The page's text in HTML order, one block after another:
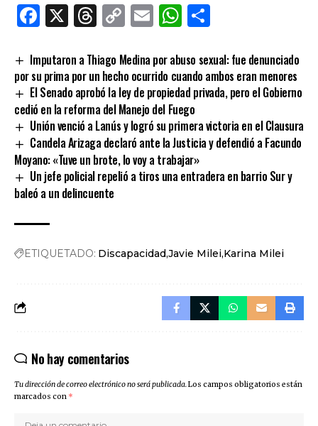
Facebook
X Threads
CopyEmailWhatsApp
Imputaron a Thiago Medina por abuso sexual: fue denunciado
por su prima por un hecho ocurrido cuando ambos eran menores
El Senado aprobó la ley de propiedad privada, pero el Gobierno
cedió en la reforma del Manejo del Fuego
Unión venció a Lanús y logró su primera victoria en el Clausura
Candela Arizaga declaró ante la Justicia y defendió a Facundo
Moyano: «Tuve un brote, lo voy a trabajar»
Un jefe policial repelió a tiros una entradera en barrio Sur y
baleó a un delincuente
ETIQUETADO: DiscapacidadJavie Milei Karina Milei
No hay comentarios
Tu dirección de correo electrónico no será publicada.Los campos obligatorios están
marcados con *